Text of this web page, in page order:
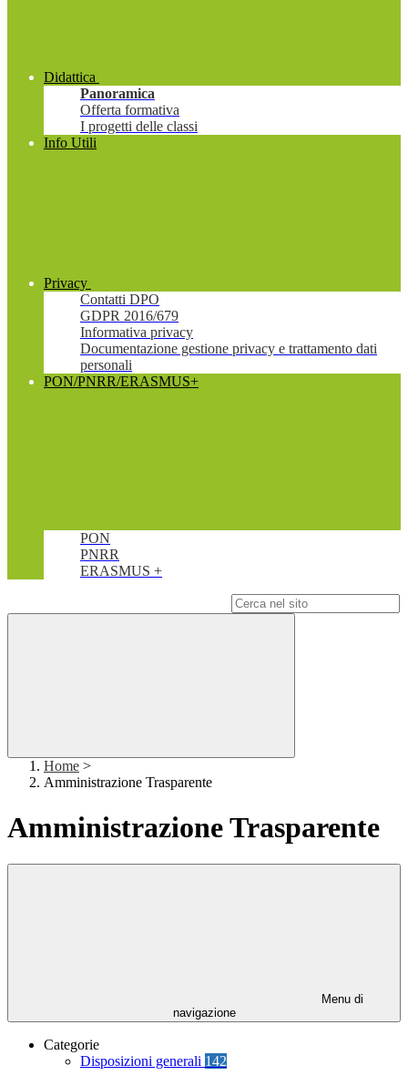
Didattica
Panoramica
Offerta formativa
I progetti delle classi
Info Utili
Privacy
Contatti DPO
GDPR 2016/679
Informativa privacy
Documentazione gestione privacy e trattamento dati
personali
PON/PNRR/ERASMUS+
PON
PNRR
ERASMUS +
Home >
Amministrazione Trasparente
Amministrazione Trasparente
Menu di
navigazione
Categorie
Disposizioni generali 142